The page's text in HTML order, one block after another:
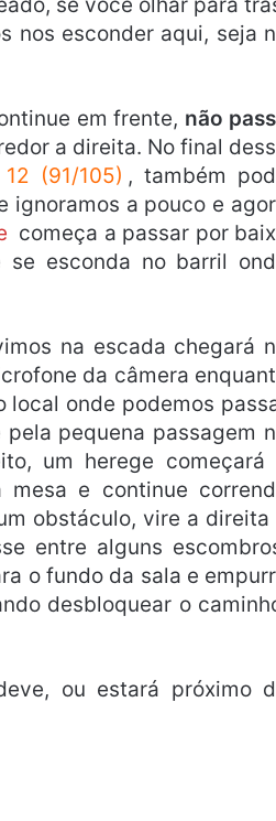
se você olhar para
nos esconder aqui, seja
em frente, não
a direita. No final
(91/105) , também
ignoramos a pouco e
começa a passar por
se esconda no barril
na escada chegará
da câmera
local onde podemos
pequena passagem
um herege começará
e continue
obstáculo, vire a direita
entre alguns
o fundo da sala e
desbloquear o
ou estará próximo